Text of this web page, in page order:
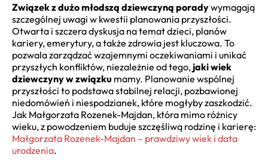
Związek z dużo młodszą dziewczyną poradywymagają
szczególnej uwagi w kwestii planowania przyszłości.
Otwarta i szczera dyskusja na temat dzieci, planów
kariery, emerytury, a także zdrowia jest kluczowa. To
pozwala zarządzać wzajemnymi oczekiwaniami i unikać
przyszłych konfliktów, niezależnie od tego, jaki wiek
dziewczyny w związku mamy. Planowanie wspólnej
przyszłości to podstawa stabilnej relacji, pozbawionej
niedomówień i niespodzianek, które mogłyby zaszkodzić.
Jak Małgorzata Rozenek-Majdan, która mimo różnicy
wieku, z powodzeniem buduje szczęśliwą rodzinę i karierę:
Małgorzata Rozenek-Majdan – prawdziwy wiek i data
urodzenia.